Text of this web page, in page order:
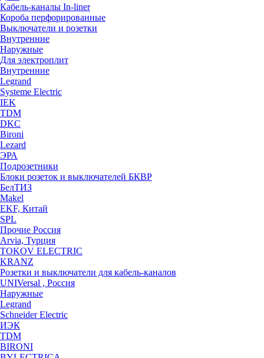
Кабель-каналы In-liner
Короба перфорированные
Выключатели и розетки
Внутренние
Наружные
Для электроплит
Внутренние
Legrand
Systeme Electric
IEK
TDM
DKC
Bironi
Lezard
ЭРА
Подрозетники
Блоки розеток и выключателей БКВР
БелТИЗ
Makel
EKF, Китай
SPL
Прочие Россия
Arvia, Турция
TOKOV ELECTRIC
KRANZ
Розетки и выключатели для кабель-каналов
UNIVersal , Россия
Наружные
Legrand
Schneider Electric
ИЭК
TDM
BIRONI